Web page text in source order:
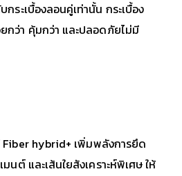
ระเบื้องลอนคู่เท่านั้น กระเบื้อง
กว่า คุ้มกว่า และปลอดภัยไม่มี
Fiber hybrid+ เพิ่มพลังการยึด
มนต์ และเส้นใยสังเคราะห์พิเศษ ให้